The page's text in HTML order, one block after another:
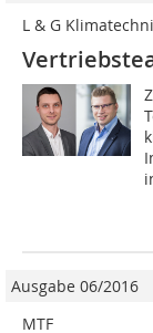
L & G
Ausgabe 06/2016
MTF